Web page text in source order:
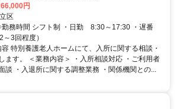
円
区
務時間 シフト制 ・日勤 8:30～17:30 ・遅番
3回程度）
特別養護老人ホームにて、入所に関する相談・
ます。 ＜業務内容＞ ・入所相談対応 ・ご利用者
談 ・入退所に関する調整業務 ・関係機関との...